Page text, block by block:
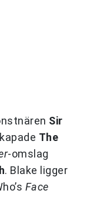
Sir
The
-omslag
. Blake ligger
Face